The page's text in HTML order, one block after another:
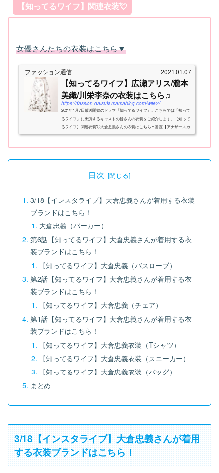
【知ってるワイフ】関連衣装💘
女優さんたちの衣装はこちら▼
ファッション通信 2021.01.07
【知ってるワイフ】広瀬アリス/瀧本
美織/川栄李奈の衣装はこちら♫
https://fassion-daisuki-mamablog.com/wife2/
2021年1月7日放送開始のドラマ『知ってるワイフ』。こちらでは『知って
るワイフ』に出演するキャストの皆さんの衣装をご紹介します。【知って
るワイフ】関連衣装💘大倉忠義さんの衣装はこちら▼番宣【アナザースカ
イ】瀧本美織さんが着用する衣装ブランドはこ...
目次
3/18【インスタライブ】大倉忠義さんが着用する衣装
ブランドはこちら！
大倉忠義（パーカー）
第6話【知ってるワイフ】大倉忠義さんが着用する衣
装ブランドはこちら！
【知ってるワイフ】大倉忠義（バスローブ）
第2話【知ってるワイフ】大倉忠義さんが着用する衣
装ブランドはこちら！
【知ってるワイフ】大倉忠義（チェア）
第1話【知ってるワイフ】大倉忠義さんが着用する衣
装ブランドはこちら！
【知ってるワイフ】大倉忠義衣装（Tシャツ）
【知ってるワイフ】大倉忠義衣装（スニーカー）
【知ってるワイフ】大倉忠義衣装（バッグ）
まとめ
3/18【インスタライブ】大倉忠義さんが着用
する衣装ブランドはこちら！